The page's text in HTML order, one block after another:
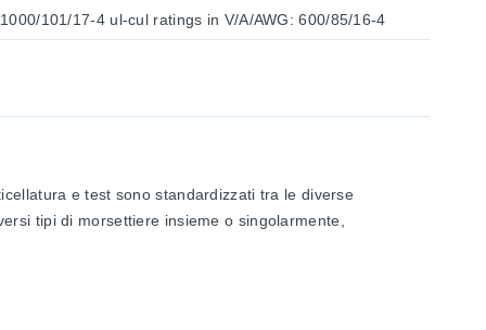
IeC 60 947-7-1 in V/A/AWG: 1000/101/17-4 ul-cul ratings in V/A/AWG: 600/85/16-4
e test sono standardizzati tra le diverse
tipi di morsettiere insieme o singolarmente,
Non subiscono corrosione elettrolitica né